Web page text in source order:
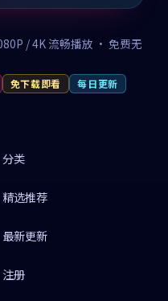
/ 4K 流畅播放 · 免费无
免下载即看 每日更新
分类
精选推荐
最新更新
注册